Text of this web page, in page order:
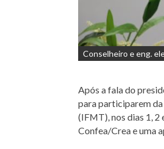
Conselheiro e eng.
Após a fala do
para participarem
(IFMT), nos dias 1,
Confea/Crea e uma